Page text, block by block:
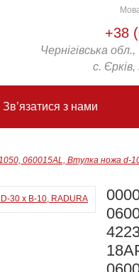
+38
Чернігівська
с. Єрків,
Зв’язатися з нами
060015AL, Втулка ножа d-